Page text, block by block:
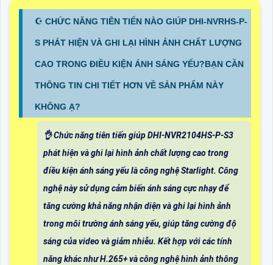
☪ CHỨC NĂNG TIÊN TIẾN NÀO GIÚP DHI-NVRHS-P-
S PHÁT HIỆN VÀ GHI LẠI HÌNH ẢNH CHẤT LƯỢNG
CAO TRONG ĐIỀU KIỆN ÁNH SÁNG YẾU?BẠN CẦN
THÔNG TIN CHI TIẾT HƠN VỀ SẢN PHẨM NÀY
KHÔNG Ạ?
👌 Chức năng tiên tiến giúp DHI-NVR2104HS-P-S3
phát hiện và ghi lại hình ảnh chất lượng cao trong
điều kiện ánh sáng yếu là công nghệ Starlight. Công
nghệ này sử dụng cảm biến ánh sáng cực nhạy để
tăng cường khả năng nhận diện và ghi lại hình ảnh
trong môi trường ánh sáng yếu, giúp tăng cường độ
sáng của video và giảm nhiễu. Kết hợp với các tính
năng khác như H.265+ và công nghệ hình ảnh thông